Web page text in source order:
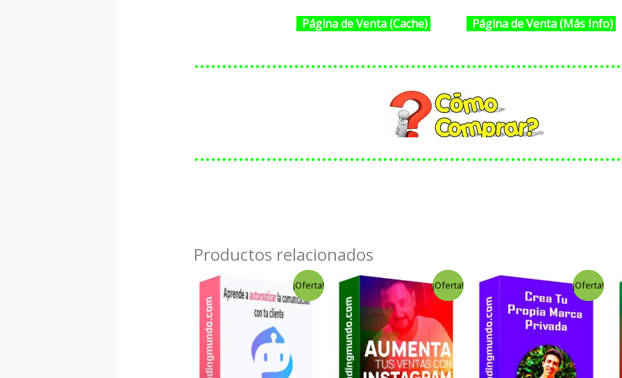
Página de Venta (Cache) Página de Venta (Más Info)
Productos relacionados
¡Oferta!
precio
original
precio
actual
es:
$6.00.
¡Oferta!
El
precio
original
$29.00.
El
precio
actual
es:
$4.00.
¡Oferta!
El
precio
original
era:
$299.00.
El
precio
actual
es:
$9.00.